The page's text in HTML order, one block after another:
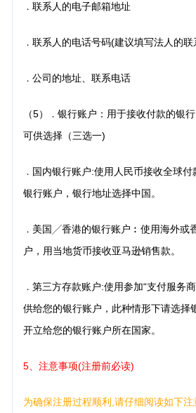
． 联系人的电子邮箱地址
． 联系人的电话号码(建议填写法人的联
． 公司的地址、联系电话
（5） ． 银行账户：用于接收付款的银
可供选择（三选一)
． 国内银行账户:使用人民币接收全球
银行账户，银行地址选择中国。
． 美国╱香港的银行账户︰使用海外或
户，用当地货币接收亚马逊销售款。
． 第三方存款账户:使用参加“支付服务
供给您的银行账户，此种情形下请选择
开立给您的银行账户所在国家。
5、注意事项(注册前必读)
为确保注册过程顺利,请仔细阅读如下注